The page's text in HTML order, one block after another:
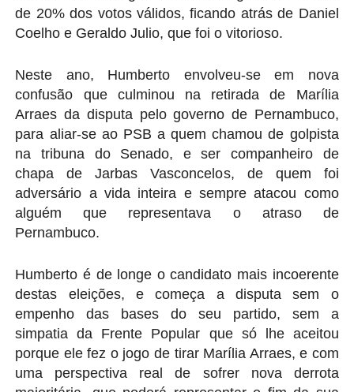
de 20% dos votos válidos, ficando atrás de Daniel
Coelho e Geraldo Julio, que foi o vitorioso.
Neste ano, Humberto envolveu-se em nova
confusão que culminou na retirada de Marília
Arraes da disputa pelo governo de Pernambuco,
para aliar-se ao PSB a quem chamou de golpista
na tribuna do Senado, e ser companheiro de
chapa de Jarbas Vasconcelos, de quem foi
adversário a vida inteira e sempre atacou como
alguém que representava o atraso de
Pernambuco.
Humberto é de longe o candidato mais incoerente
destas eleições, e começa a disputa sem o
empenho das bases do seu partido, sem a
simpatia da Frente Popular que só lhe aceitou
porque ele fez o jogo de tirar Marília Arraes, e com
uma perspectiva real de sofrer nova derrota